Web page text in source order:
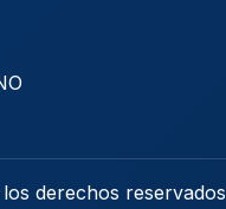
derechos reservados